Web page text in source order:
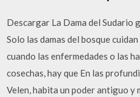
Descargar La Dama del Sudario
Solo las damas del bosque
cuando las enfermedades o las
cosechas, hay que En las
Velen, habita un poder antiguo y